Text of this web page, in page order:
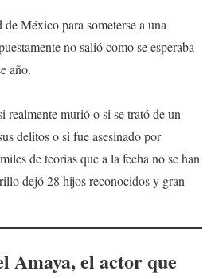
México para someterse a una
no salió como se esperaba
año.
realmente murió o si se trató de un
delitos o si fue asesinado por
de teorías que a la fecha no se han
dejó 28 hijos reconocidos y gran
Amaya, el actorque